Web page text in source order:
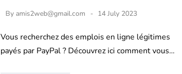
By amis2web@gmail.com 14 July 2023
Vous recherchez des emplois en ligne légitimes
payés par PayPal ? Découvrez ici comment vous…